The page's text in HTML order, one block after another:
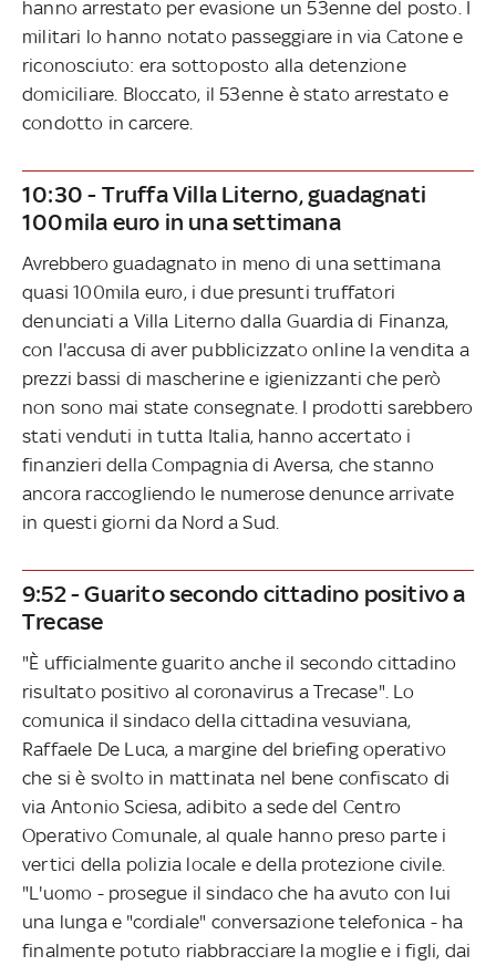
hanno arrestato per evasione un 53enne del posto. I
militari lo hanno notato passeggiare in via Catone e
riconosciuto: era sottoposto alla detenzione
domiciliare. Bloccato, il 53enne è stato arrestato e
condotto in carcere.
10:30 - Truffa Villa Literno, guadagnati
100mila euro in una settimana
Avrebbero guadagnato in meno di una settimana
quasi 100mila euro, i due presunti truffatori
denunciati a Villa Literno dalla Guardia di Finanza,
con l'accusa di aver pubblicizzato online la vendita a
prezzi bassi di mascherine e igienizzanti che però
non sono mai state consegnate. I prodotti sarebbero
stati venduti in tutta Italia, hanno accertato i
finanzieri della Compagnia di Aversa, che stanno
ancora raccogliendo le numerose denunce arrivate
in questi giorni da Nord a Sud.
9:52 - Guarito secondo cittadino positivo a
Trecase
"È ufficialmente guarito anche il secondo cittadino
risultato positivo al coronavirus a Trecase". Lo
comunica il sindaco della cittadina vesuviana,
Raffaele De Luca, a margine del briefing operativo
che si è svolto in mattinata nel bene confiscato di
via Antonio Sciesa, adibito a sede del Centro
Operativo Comunale, al quale hanno preso parte i
vertici della polizia locale e della protezione civile.
"L'uomo - prosegue il sindaco che ha avuto con lui
una lunga e "cordiale" conversazione telefonica - ha
finalmente potuto riabbracciare la moglie e i figli, dai